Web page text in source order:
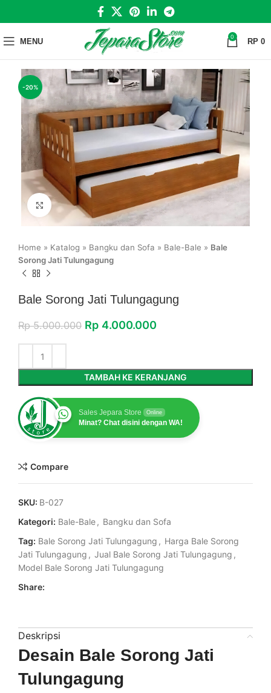
MENU 0 RP 0
-20%
Click to enlarge
Home » Katalog » Bangku dan Sofa » Bale-Bale » Bale
Sorong Jati Tulungagung
Bale Sorong Jati Tulungagung
Rp5.000.000 Rp 4.000.000
TAMBAH KE KERANJANG
Sales Jepara Store Online
Minat? Chat disini dengan WA!
Compare
SKU: B-027
Kategori: Bale-Bale, Bangku dan Sofa
Tag: Bale Sorong Jati Tulungagung , Harga Bale Sorong
Jati Tulungagung , Jual Bale Sorong Jati Tulungagung ,
Model Bale Sorong Jati Tulungagung
Share:
Deskripsi
Desain Bale Sorong Jati
Tulungagung